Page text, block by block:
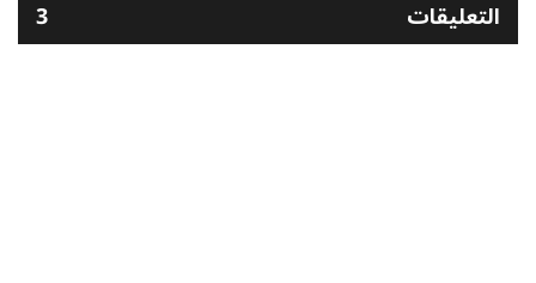
التعليقات 3